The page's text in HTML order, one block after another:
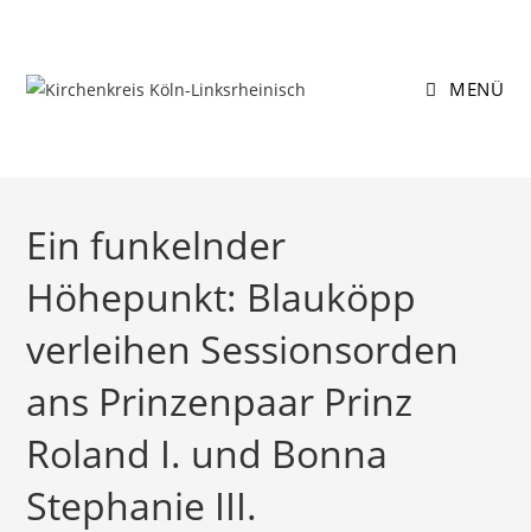
springen
MENÜ
Ein funkelnder
Höhepunkt: Blauköpp
verleihen Sessionsorden
ans Prinzenpaar Prinz
Roland I. und Bonna
Stephanie III.